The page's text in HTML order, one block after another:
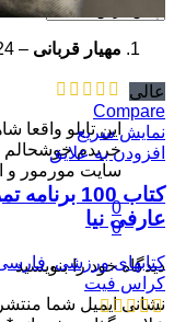
مهیار قربانی –
این تابلو
خریدم خوشحالم
سایت مورمور و
0
0
دیدگاه خود را بنویسید
نشانی ایمیل شما
عالی
Compare
نمایش سریع
افزودن به علایق
عارفی نیا
کتابهای ورزشی,
کراس فیت